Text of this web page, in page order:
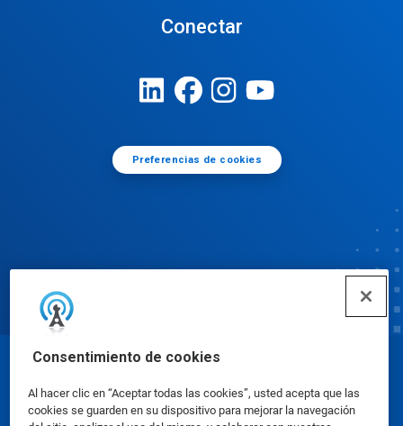
Consentimiento de cookies
Al hacer clic en “Aceptar todas las cookies”, usted acepta que las
cookies se guarden en su dispositivo para mejorar la navegación
Conectar
Preferencias de cookies